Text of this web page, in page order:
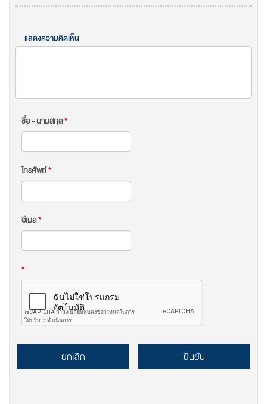
แสดงความคิดเห็น
ชื่อ - นามสกุล*
โทรศัพท์*
อีเมล*
*
ยกเลิก ยืนยัน